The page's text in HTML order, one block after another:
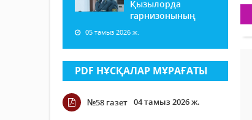
Қызылорда
гарнизонының
05 тамыз 2026 ж.
PDF НҰСҚАЛАР МҰРАҒАТЫ
№58 газет 04 тамыз 2026 ж.